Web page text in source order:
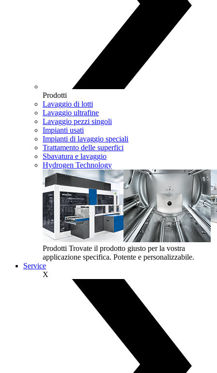
Prodotti
Lavaggio di lotti
Lavaggio ultrafine
Lavaggio pezzi singoli
Impianti usati
Impianti di lavaggio speciali
Trattamento delle superfici
Sbavatura e lavaggio
Hydrogen Technology
Prodotti Trovate il prodotto giusto per la vostra
applicazione specifica. Potente e personalizzabile.
Service
X